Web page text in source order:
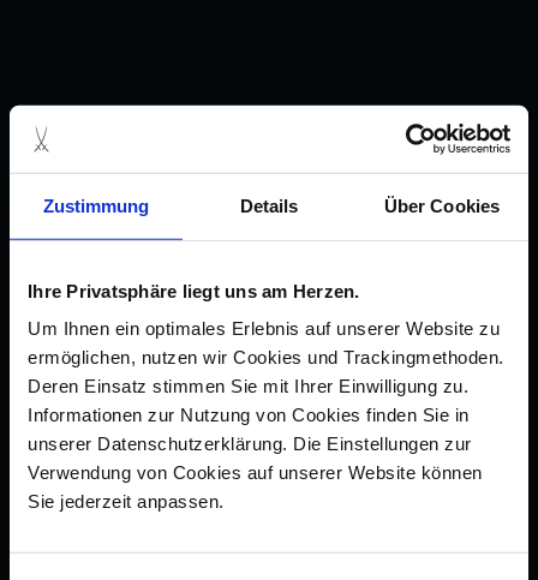
Zustimmung Details Über Cookies
Ihre Privatsphäre liegt uns am Herzen.
Um Ihnen ein optimales Erlebnis auf unserer Website zu
ermöglichen, nutzen wir Cookies und Trackingmethoden.
Deren Einsatz stimmen Sie mit Ihrer Einwilligung zu.
Informationen zur Nutzung von Cookies finden Sie in
unserer Datenschutzerklärung. Die Einstellungen zur
Verwendung von Cookies auf unserer Website können
Sie jederzeit anpassen.